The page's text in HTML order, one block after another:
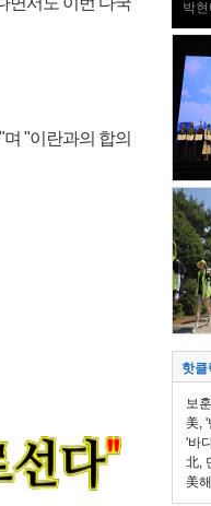
"이란과의 합의
박
핫클
보
美, '
'바
北,
美